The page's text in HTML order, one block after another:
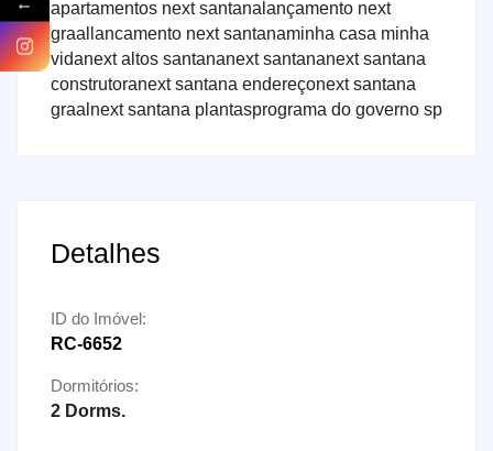
apartamentos next santana lançamento next
graal lancamento next santanaminha casa minha
vidanext altos santananext santananext santana
construtoranext santana endereçonext santana
graal next santana plantasprograma do governo sp
Detalhes
ID do Imóvel:
RC-6652
Dormitórios:
2 Dorms.